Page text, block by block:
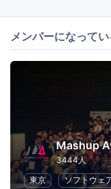
メンバーになって
Mashup
3444人
東京
ソフトウェ